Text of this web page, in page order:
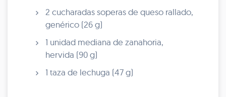
2 cucharadas soperas de queso rallado,
genérico (26 g)
1 unidad mediana de zanahoria,
hervida (90 g)
1 taza de lechuga (47 g)